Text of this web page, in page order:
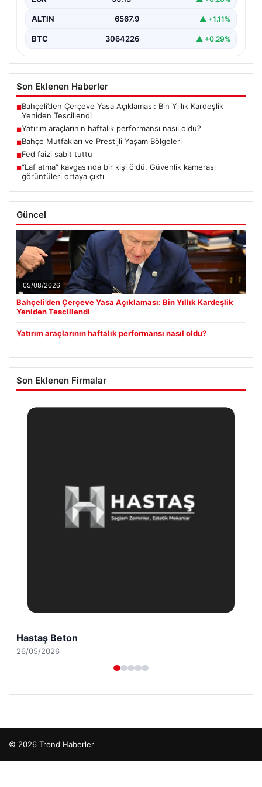
ALTIN 6567.9 ▲ +1.11%
BTC 3064226 ▲ +0.29%
Son Eklenen Haberler
■Bahçeli’den Çerçeve Yasa Açıklaması: Bin Yıllık Kardeşlik
Yeniden Tescillendi
■Yatırım araçlarının haftalık performansı nasıl oldu?
■Bahçe Mutfakları ve Prestijli Yaşam Bölgeleri
■Fed faizi sabit tuttu
■“Laf atma” kavgasında bir kişi öldü. Güvenlik kamerası
görüntüleri ortaya çıktı
Güncel
05/08/2026
Bahçeli’den Çerçeve Yasa Açıklaması: Bin Yıllık Kardeşlik
Yeniden Tescillendi
Yatırım araçlarının haftalık performansı nasıl oldu?
Son Eklenen Firmalar
Hastaş Beton
26/05/2026
© 2026 Trend Haberler